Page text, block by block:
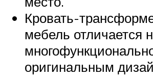
Кровать-
мебель отличается
оригинальным